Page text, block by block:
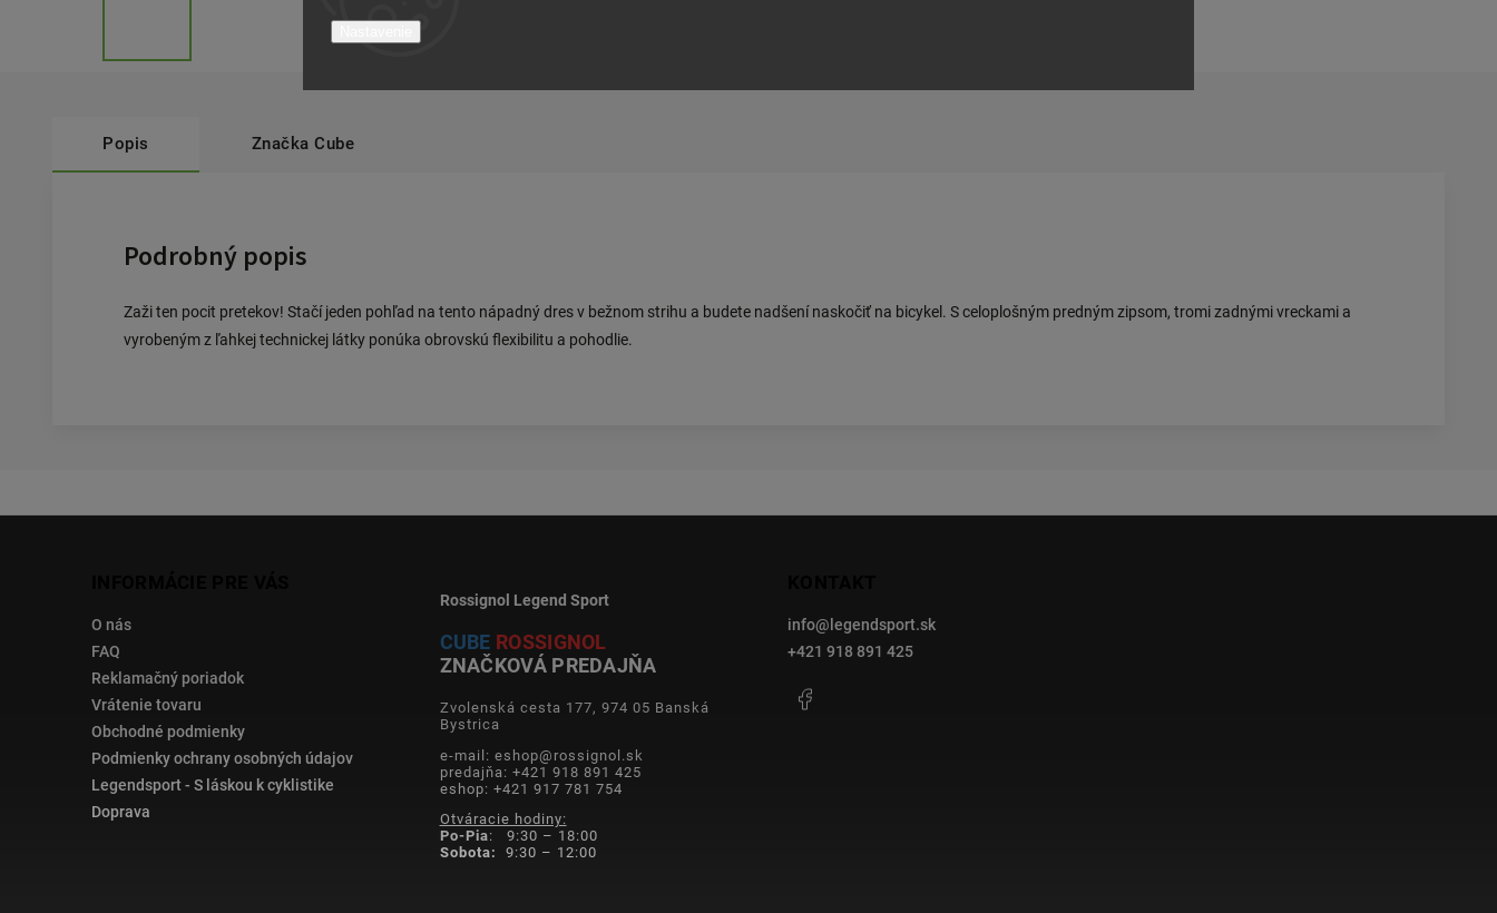
Popis Značka Cube
Podrobný popis
Zaži ten pocit pretekov! Stačí jeden pohľad na tento nápadný dres v bežnom strihu a budete nadšení naskočiť na bicykel. S celoplošným predným zipsom, tromi zadnými vreckami a
vyrobeným z ľahkej technickej látky ponúka obrovskú flexibilitu a pohodlie.
O nás
FAQ
Reklamačný poriadok
Vrátenie tovaru
Obchodné podmienky
Podmienky ochrany osobných údajov
Legendsport - S láskou k cyklistike
Doprava
Rossignol Legend Sport
CUBE ROSSIGNOL
ZNAČKOVÁ PREDAJŇA
Zvolenská cesta 177, 974 05 Banská
Bystrica
e-mail: eshop@rossignol.sk
predajňa: +421 918 891 425
eshop: +421 917 781 754
Otváracie hodiny:
Po-Pia: 9:30 – 18:00
Sobota: 9:30 – 12:00
info@ legendsport.sk
+421 918 891 425